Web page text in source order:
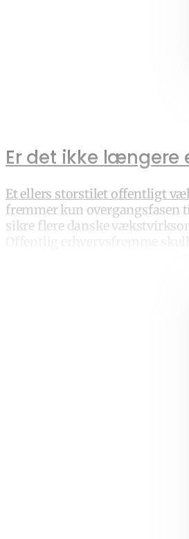
Er det ikke
Et ellers storstilet offentligt
fremmer kun overgangsfasen
sikre flere danske